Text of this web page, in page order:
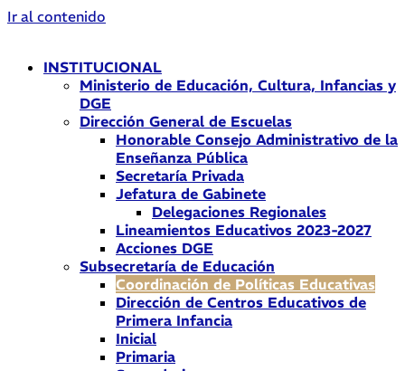
Ir al contenido
INSTITUCIONAL
Ministerio de Educación, Cultura, Infancias y
DGE
Dirección General de Escuelas
Honorable Consejo Administrativo de la
Enseñanza Pública
Secretaría Privada
Jefatura de Gabinete
Delegaciones Regionales
Lineamientos Educativos 2023-2027
Acciones DGE
Subsecretaría de Educación
Coordinación de Políticas Educativas
Dirección de Centros Educativos de
Primera Infancia
Inicial
Primaria